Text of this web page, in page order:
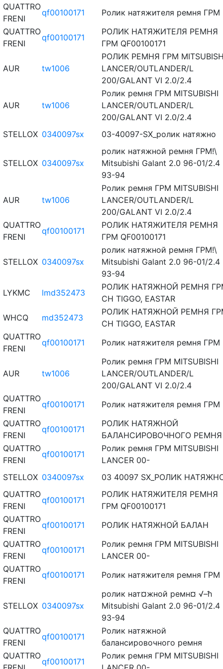
QUATTRO
FRENI
qf00100171
Ролик натяжителя ремня ГРМ
QUATTRO
FRENI
qf00100171
РОЛИК НАТЯЖИТЕЛЯ РЕМНЯ
ГРМ QF00100171
AUR tw1006
РОЛИК РЕМНЯ ГРМ
LANCER/OUTLANDER/L
200/GALANT VI 2.0/2.4
AUR tw1006
Ролик ремня ГРМ MITSUBISHI
LANCER/OUTLANDER/L
200/GALANT VI 2.0/2.4
STELLOX 0340097sx 03-40097-SX_ролик натяжно
STELLOX 0340097sx
ролик натяжной ремня ГРМ!\
Mitsubishi Galant 2.0 96-01/2.4
93-94
AUR tw1006
Ролик ремня ГРМ MITSUBISHI
LANCER/OUTLANDER/L
200/GALANT VI 2.0/2.4
QUATTRO
FRENI
qf00100171
РОЛИК НАТЯЖИТЕЛЯ РЕМНЯ
ГРМ QF00100171
STELLOX 0340097sx
ролик натяжной ремня ГРМ!\
Mitsubishi Galant 2.0 96-01/2.4
93-94
LYKMC
lmd352473
РОЛИК НАТЯЖНОЙ РЕМНЯ
CH TIGGO, EASTAR
WHCQ
md352473
РОЛИК НАТЯЖНОЙ РЕМНЯ
CH TIGGO, EASTAR
QUATTRO
FRENI
qf00100171 Ролик натяжителя ремня ГРМ
AUR tw1006
Ролик ремня ГРМ MITSUBISHI
LANCER/OUTLANDER/L
200/GALANT VI 2.0/2.4
QUATTRO
FRENI
qf00100171
Ролик натяжителя ремня ГРМ
QUATTRO
FRENI
qf00100171
РОЛИК НАТЯЖНОЙ
БАЛАНСИРОВОЧНОГО РЕМНЯ
QUATTRO
FRENI
qf00100171
Ролик ремня ГРМ MITSUBISHI
LANCER 00-
STELLOX 0340097sx
03 40097 SX_РОЛИК
QUATTRO
FRENI
qf00100171
РОЛИК НАТЯЖИТЕЛЯ РЕМНЯ
ГРМ QF00100171
QUATTRO
FRENI
qf00100171
РОЛИК НАТЯЖНОЙ БАЛАН
QUATTRO
FRENI
qf00100171
Ролик ремня ГРМ MITSUBISHI
LANCER 00-
QUATTRO
FRENI
qf00100171 Ролик натяжителя ремня ГРМ
STELLOX 0340097sx
ролик нат¤жной ремн¤ √–ћ
Mitsubishi Galant 2.0 96-01/2.4
93-94
QUATTRO
FRENI
qf00100171
Ролик натяжной
балансировочного ремня
QUATTRO
qf00100171
Ролик ремня ГРМ MITSUBISHI